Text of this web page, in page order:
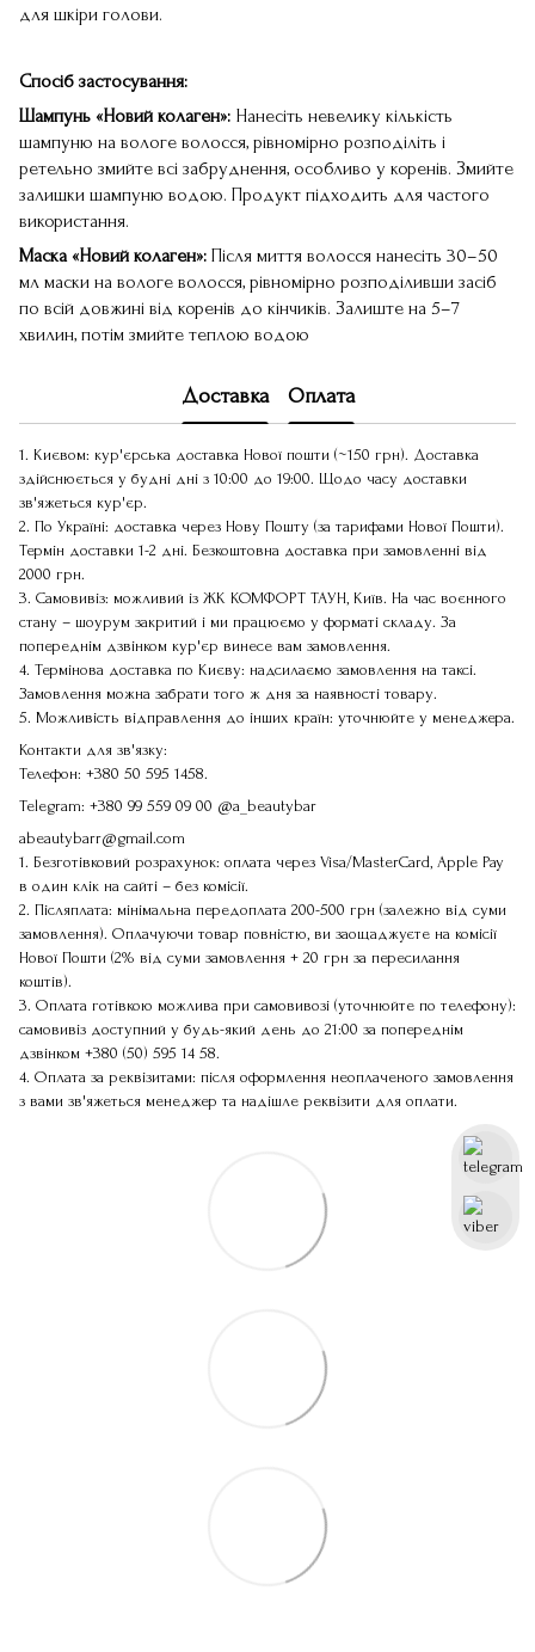
для шкіри голови.
Спосіб застосування:
Шампунь «Новий колаген»: Нанесіть невелику кількість
шампуню на вологе волосся, рівномірно розподіліть і
ретельно змийте всі забруднення, особливо у коренів. Змийте
залишки шампуню водою. Продукт підходить для частого
використання.
Маска «Новий колаген»: Після миття волосся нанесіть 30–50
мл маски на вологе волосся, рівномірно розподіливши засіб
по всій довжині від коренів до кінчиків. Залиште на 5–7
хвилин, потім змийте теплою водою
Доставка Оплата
1. Києвом: кур'єрська доставка Нової пошти (~150 грн). Доставка
здійснюється у будні дні з 10:00 до 19:00. Щодо часу доставки
зв'яжеться кур'єр.
2. По Україні: доставка через Нову Пошту (за тарифами Нової Пошти).
Термін доставки 1-2 дні. Безкоштовна доставка при замовленні від
2000 грн.
3. Самовивіз: можливий із ЖК КОМФОРТ ТАУН, Київ. На час воєнного
стану – шоурум закритий і ми працюємо у форматі складу. За
попереднім дзвінком кур'єр винесе вам замовлення.
4. Термінова доставка по Києву: надсилаємо замовлення на таксі.
Замовлення можна забрати того ж дня за наявності товару.
5. Можливість відправлення до інших країн: уточнюйте у менеджера.
Контакти для зв'язку:
Телефон: +380 50 595 1458.
Telegram: +380 99 559 09 00 @a_beautybar
abeautybarr@gmail.com
1. Безготівковий розрахунок: оплата через Visa/MasterCard, Apple Pay
в один клік на сайті – без комісії.
2. Післяплата: мінімальна передоплата 200-500 грн (залежно від суми
замовлення). Оплачуючи товар повністю, ви заощаджуєте на комісії
Нової Пошти (2% від суми замовлення + 20 грн за пересилання
коштів).
3. Оплата готівкою можлива при самовивозі (уточнюйте по телефону):
самовивіз доступний у будь-який день до 21:00 за попереднім
дзвінком +380 (50) 595 14 58.
4. Оплата за реквізитами: після оформлення неоплаченого замовлення
з вами зв'яжеться менеджер та надішле реквізити для оплати.